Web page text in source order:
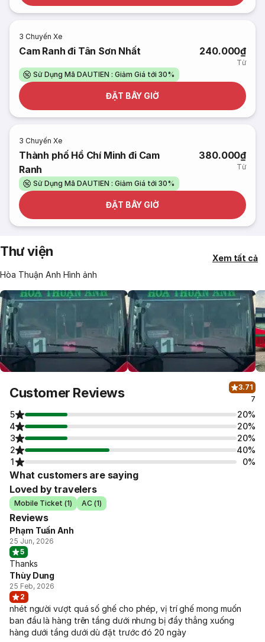
3 Chuyến Xe
Cam Ranh đi Tân Sơn Nhất 240.000₫
Từ
Sử Dụng Mã DAUTIEN : Giảm Giá tới 30%
ĐẶT BÂY GIỜ
3 Chuyến Xe
Thành phố Hồ Chí Minh đi Cam
Ranh
380.000₫
Từ
Sử Dụng Mã DAUTIEN : Giảm Giá tới 30%
ĐẶT BÂY GIỜ
Thư viện
Hòa Thuận Anh Hình ảnh
Xem tất cả
Customer Reviews
3.71
7
5
20%
4
20%
3
20%
2
40%
1
0%
What customers are saying
Loved by travelers
Mobile Ticket (1) AC (1)
Reviews
Phạm Tuấn Anh
25 Jun, 2026
5
Thanks
Thùy Dung
25 Feb, 2026
2
nhét người vượt quá số ghế cho phép, vị trí ghế mong muốn
ban đầu là hàng trên tầng dưới nhưng bị đẩy thẳng xuống
hàng dưới tầng dưới dù đặt trước đó 20 ngày